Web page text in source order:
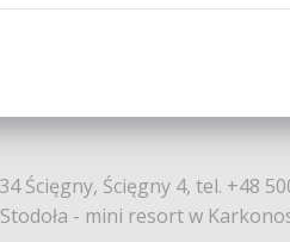
Ścięgny, Ścięgny 4, tel. +48
- mini resort w